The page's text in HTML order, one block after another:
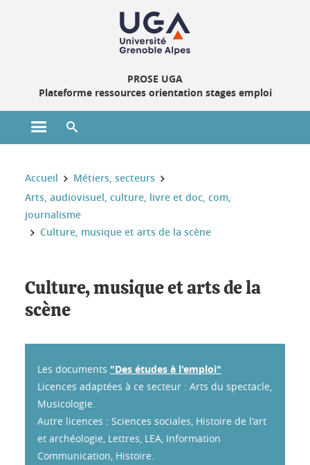
PROSE UGA
Plateforme ressources orientation stages emploi
Ouvrir le menu principal
Vous êtes ici :
Accueil
Métiers, secteurs
Arts, audiovisuel, culture, livre et doc, com,
journalisme
Culture, musique et arts de la scène
Culture, musique et arts de la
scène
Les documents "Des études à l'emploi"
Licences adaptées à ce secteur : Arts du spectacle,
Musicologie.
Autre licences : Sciences sociales, Histoire de l'art
et archéologie, Lettres, LEA, Information
Communication, Histoire.